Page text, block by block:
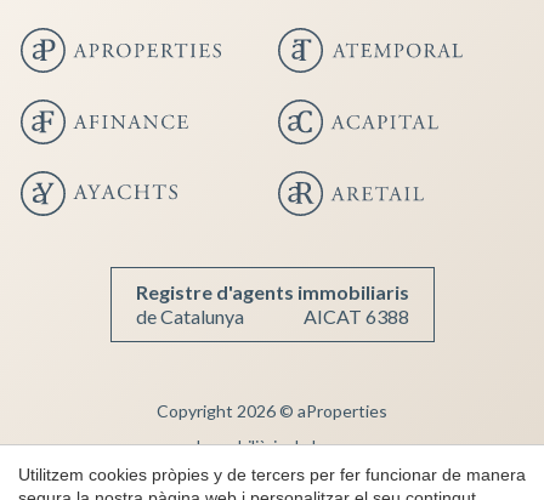
Registre d'agents immobiliaris
de Catalunya
AICAT 6388
Copyright 2026 © aProperties
Immobiliària de Luxe
AICAT 6388
Utilitzem cookies pròpies y de tercers per fer funcionar de manera